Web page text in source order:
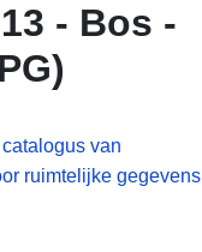
- Bos -
van
ruimtelijke gegevens